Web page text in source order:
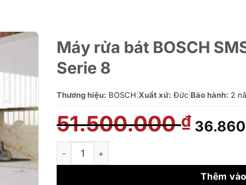
Máy rửa bát BOSCH
Serie 8
Thương hiệu: BOSCH Xuất xứ: Đức Bảo hành: 2
51.500.000₫ Giá
gốc
Máy rửa bát BOSCH SMS88UI36E - Độc lập -
Thêm